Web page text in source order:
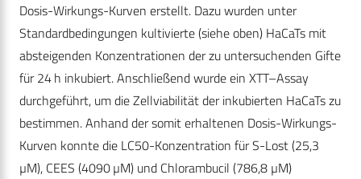
Dosis-Wirkungs-Kurven erstellt. Dazu wurden unter
Standardbedingungen kultivierte (siehe oben) HaCaTs mit
absteigenden Konzentrationen der zu untersuchenden Gifte
für 24 h inkubiert. Anschließend wurde ein XTT–Assay
durchgeführt, um die Zellviabilität der inkubierten HaCaTs zu
bestimmen. Anhand der somit erhaltenen Dosis-Wirkungs-
Kurven konnte die LC50-Konzentration für S-Lost (25,3
µM), CEES (4090 µM) und Chlorambucil (786,8 µM)